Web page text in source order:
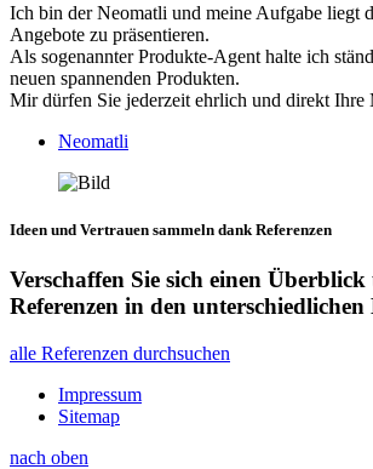
Ich bin der Neomatli und meine Aufgabe liegt
Angebote zu präsentieren.
Als sogenannter Produkte-Agent halte ich
neuen spannenden Produkten.
Mir dürfen Sie jederzeit ehrlich und direkt Ihre
Neomatli
Ideen und Vertrauen sammeln dank Referenzen
Verschaffen Sie sich einen Überblick
Referenzen in den unterschiedlichen
alle Referenzen durchsuchen
Impressum
Sitemap
nach oben